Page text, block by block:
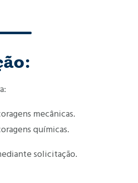
mecânicas.
químicas.
solicitação.